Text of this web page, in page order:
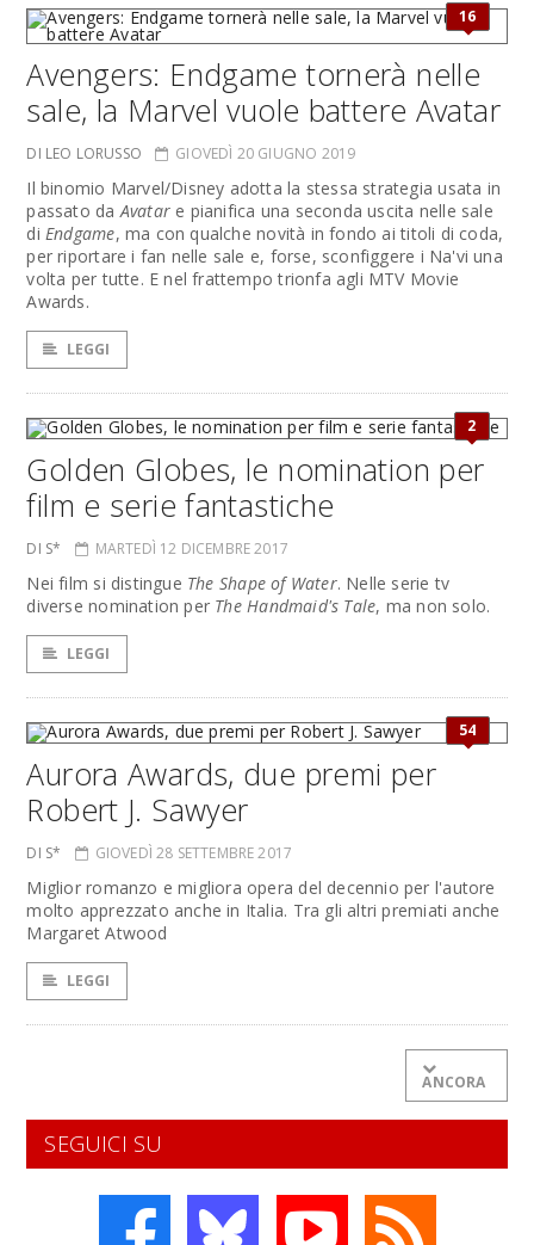
16
Avengers: Endgame tornerà nelle
sale, la Marvel vuole battere Avatar
DI LEO LORUSSO GIOVEDÌ 20 GIUGNO 2019
Il binomio Marvel/Disney adotta la stessa strategia usata in
passato daAvatare pianifica una seconda uscita nelle sale
diEndgame, ma con qualche novità in fondo ai titoli di coda,
per riportare i fan nelle sale e, forse, sconfiggere i Na'vi una
volta per tutte. E nel frattempo trionfa agli MTV Movie
Awards.
LEGGI
2
Golden Globes, le nomination per
film e serie fantastiche
DI S* MARTEDÌ 12 DICEMBRE 2017
Nei film si distingue The Shape of Water. Nelle serie tv
diverse nomination per The Handmaid's Tale, ma non solo.
LEGGI
54
Aurora Awards, due premi per
Robert J. Sawyer
DI S* GIOVEDÌ 28 SETTEMBRE 2017
Miglior romanzo e migliora opera del decennio per l'autore
molto apprezzato anche in Italia. Tra gli altri premiati anche
Margaret Atwood
LEGGI
ANCORA
SEGUICI SU